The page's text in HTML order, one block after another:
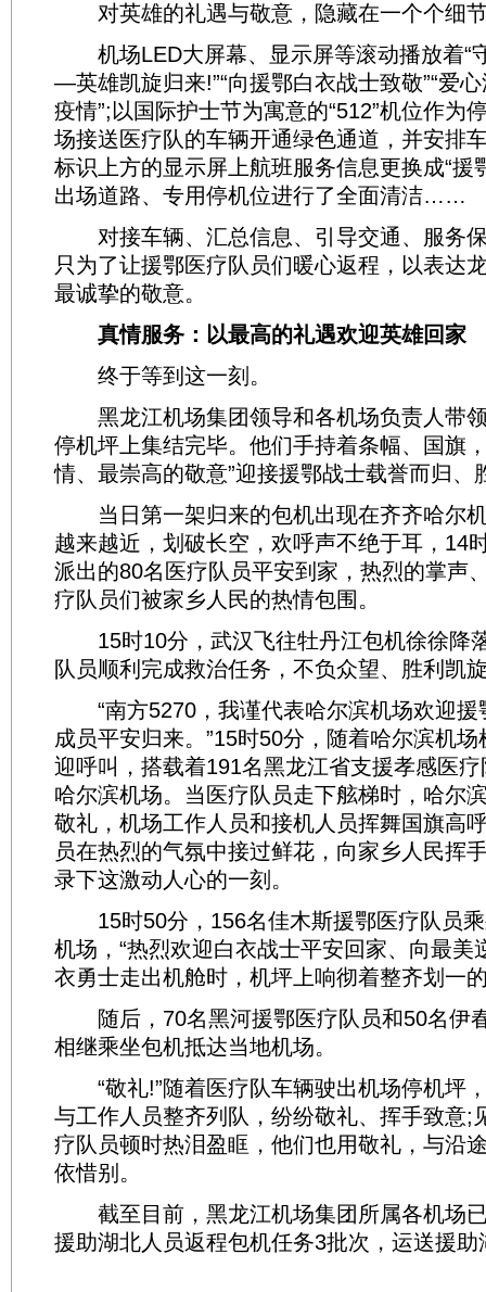
对英雄的礼遇与敬意，隐藏在一个个细
机场LED大屏幕、显示屏等滚动播放着“
—英雄凯旋归来!”“向援鄂白衣战士致敬”“爱
疫情”;以国际护士节为寓意的“512”机位作为
场接送医疗队的车辆开通绿色通道，并安排
标识上方的显示屏上航班服务信息更换成“援
出场道路、专用停机位进行了全面清洁……
对接车辆、汇总信息、引导交通、服务
只为了让援鄂医疗队员们暖心返程，以表达
最诚挚的敬意。
真情服务：以最高的礼遇欢迎英雄回家
终于等到这一刻。
黑龙江机场集团领导和各机场负责人带
停机坪上集结完毕。他们手持着条幅、国旗
情、最崇高的敬意”迎接援鄂战士载誉而归、
当日第一架归来的包机出现在齐齐哈尔
越来越近，划破长空，欢呼声不绝于耳，14
派出的80名医疗队员平安到家，热烈的掌声
疗队员们被家乡人民的热情包围。
15时10分，武汉飞往牡丹江包机徐徐降
队员顺利完成救治任务，不负众望、胜利凯
“南方5270，我谨代表哈尔滨机场欢迎援
成员平安归来。”15时50分，随着哈尔滨机
迎呼叫，搭载着191名黑龙江省支援孝感医
哈尔滨机场。当医疗队员走下舷梯时，哈尔
敬礼，机场工作人员和接机人员挥舞国旗高
员在热烈的气氛中接过鲜花，向家乡人民挥
录下这激动人心的一刻。
15时50分，156名佳木斯援鄂医疗队员乘
机场，“热烈欢迎白衣战士平安回家、向最美
衣勇士走出机舱时，机坪上响彻着整齐划一
随后，70名黑河援鄂医疗队员和50名伊
相继乘坐包机抵达当地机场。
“敬礼!”随着医疗队车辆驶出机场停机坪
与工作人员整齐列队，纷纷敬礼、挥手致意;
疗队员顿时热泪盈眶，他们也用敬礼，与沿
依惜别。
截至目前，黑龙江机场集团所属各机场
援助湖北人员返程包机任务3批次，运送援